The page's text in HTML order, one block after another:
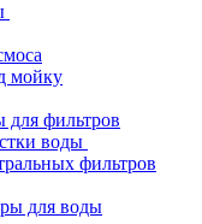
мойку
для фильтров
воды
фильтров
для воды